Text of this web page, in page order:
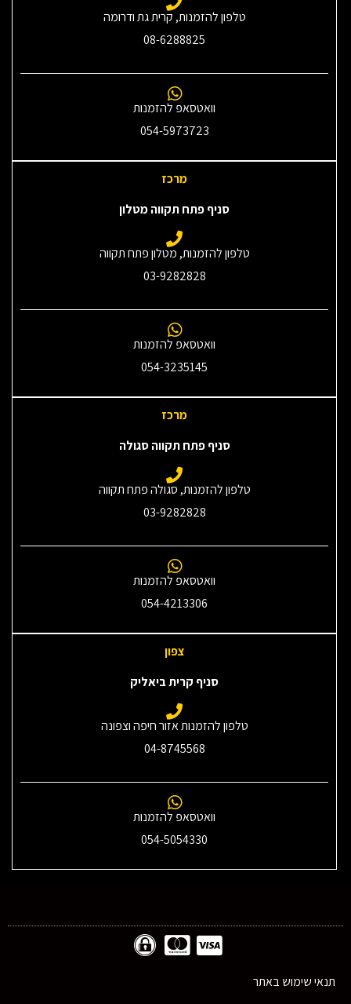
טלפון להזמנות, קרית גת ודרומה
08-6288825
וואטסאפ להזמנות
054-5973723
מרכז
סניף פתח תקווה מטלון
טלפון להזמנות, מטלון פתח תקווה
03-9282828
וואטסאפ להזמנות
054-3235145‎
מרכז
סניף פתח תקווה סגולה
טלפון להזמנות, סגולה פתח תקווה
03-9282828
וואטסאפ להזמנות
054-4213306
צפון
סניף קרית ביאליק
טלפון להזמנות אזור חיפה וצפונה
04-8745568
וואטסאפ להזמנות
054-5054330
תנאי שימוש באתר